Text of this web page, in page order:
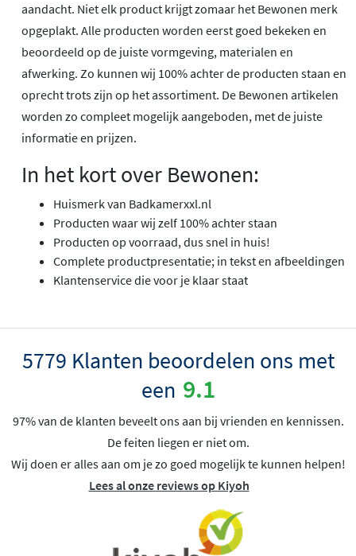
aandacht. Niet elk product krijgt zomaar het Bewonen merk
opgeplakt. Alle producten worden eerst goed bekeken en
beoordeeld op de juiste vormgeving, materialen en
afwerking. Zo kunnen wij 100% achter de producten staan en
oprecht trots zijn op het assortiment. De Bewonen artikelen
worden zo compleet mogelijk aangeboden, met de juiste
informatie en prijzen.
In het kort over Bewonen:
Huismerk van Badkamerxxl.nl
Producten waar wij zelf 100% achter staan
Producten op voorraad, dus snel in huis!
Complete productpresentatie; in tekst en afbeeldingen
Klantenservice die voor je klaar staat
5779 Klanten beoordelen ons met
een 9.1
97% van de klanten beveelt ons aan bij vrienden en kennissen.
De feiten liegen er niet om.
Wij doen er alles aan om je zo goed mogelijk te kunnen helpen!
Lees al onze reviews op Kiyoh